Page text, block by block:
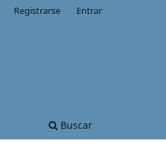
Buscar
Registrarse Entrar